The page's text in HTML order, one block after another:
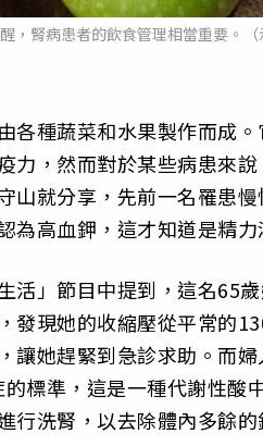
，腎病患者的飲食管理相當重要。（
各種蔬菜和水果製作而成
力，然而對於某些病患來
山就分享，先前一名罹患
為高血鉀，這才知道是精力
活」節目中提到，這名65
發現她的收縮壓從平常的
讓她趕緊到急診求助。而
標準，這是一種代謝性酸
行洗腎，以去除體內多餘的